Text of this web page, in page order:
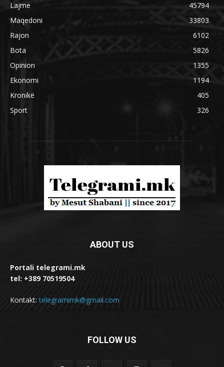
Lajme
45794
Maqedoni
33803
Rajon
6102
Bota
5826
Opinion
1355
Ekonomi
1194
Kronikë
405
Sport
326
ABOUT US
Portali telegrami.mk
tel: +389 70519504
Kontakt:telegramimk@gmail.com
FOLLOW US